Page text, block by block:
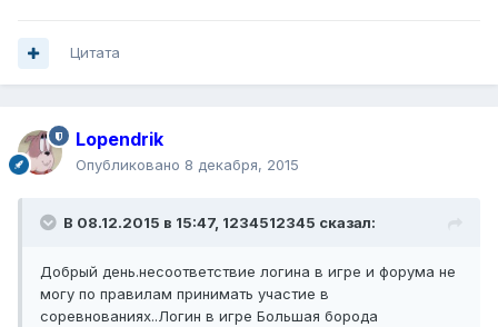
Цитата
Lopendrik
Опубликовано 8 декабря, 2015
В 08.12.2015 в 15:47, 1234512345 сказал:
Добрый день.несоответствие логина в игре и форума не
могу по правилам принимать участие в
соревнованиях..Логин в игре Большая борода